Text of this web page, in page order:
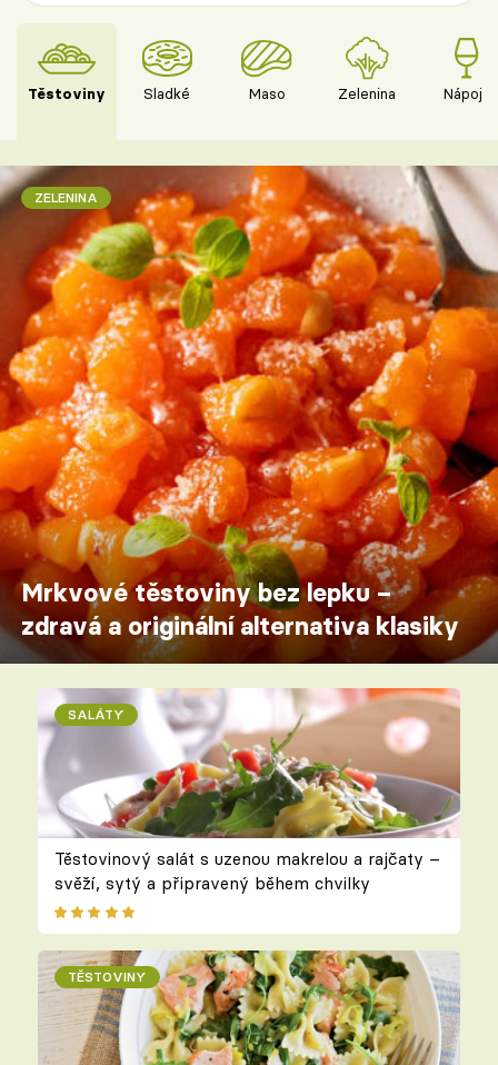
Těstoviny Sladké Maso Zelenina Nápoje
ZELENINA
Mrkvové těstoviny bez lepku –
zdravá a originální alternativa klasiky
SALÁTY
Těstovinový salát s uzenou makrelou a rajčaty –
svěží, sytý a připravený během chvilky
TĚSTOVINY